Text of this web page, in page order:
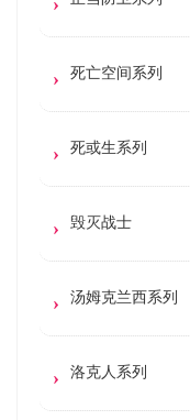
死亡空间系列
死或生系列
毁灭战士
汤姆克兰西系列
洛克人系列